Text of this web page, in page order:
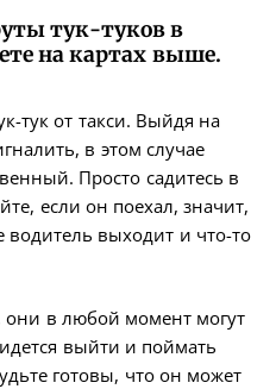
тук-туков в
на картах выше.
тук от такси. Выйдя на
в этом случае
Просто садитесь в
если он поехал, значит,
водитель выходит и что-то
они в любой момент могут
выйти и поймать
готовы, что он может